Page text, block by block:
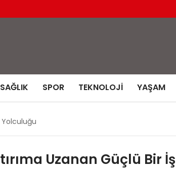
SAĞLIK SPOR TEKNOLOJI YAŞAM
Yolculuğu
Uzanan Güçlü Bir